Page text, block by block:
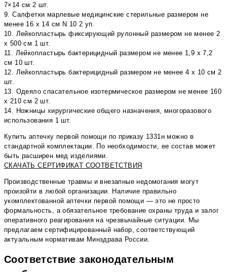
7×14 см 2 шт.
9. Салфетки марлевые медицинские стерильные размером не
менее 16 x 14 см N 10 2 уп.
10. Лейкопластырь фиксирующий рулонный размером не менее 2
x 500 см 1 шт.
11. Лейкопластырь бактерицидный размером не менее 1,9 x 7,2
см 10 шт.
12. Лейкопластырь бактерицидный размером не менее 4 x 10 см 2
шт.
13. Одеяло спасательное изотермическое размером не менее 160
x 210 см 2 шт.
14. Ножницы хирургические общего назначения, многоразового
использования 1 шт.
Купить аптечку первой помощи по приказу 1331н можно в
стандартной комплектации. По необходимости, ее состав может
быть расширен мед изделиями.
СКАЧАТЬ СЕРТИФИКАТ СООТВЕТСТВИЯ
Производственные травмы и внезапные недомогания могут
произойти в любой организации. Наличие правильно
укомплектованной аптечки первой помощи — это не просто
формальность, а обязательное требование охраны труда и залог
оперативного реагирования на чрезвычайные ситуации. Мы
предлагаем сертифицированный набор, соответствующий
актуальным нормативам Минздрава России.
Соответствие законодательным